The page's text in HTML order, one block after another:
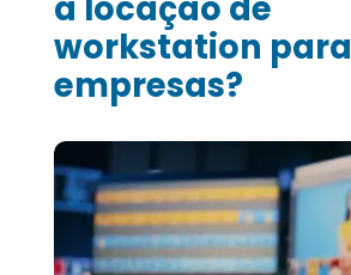
workstation para
empresas?